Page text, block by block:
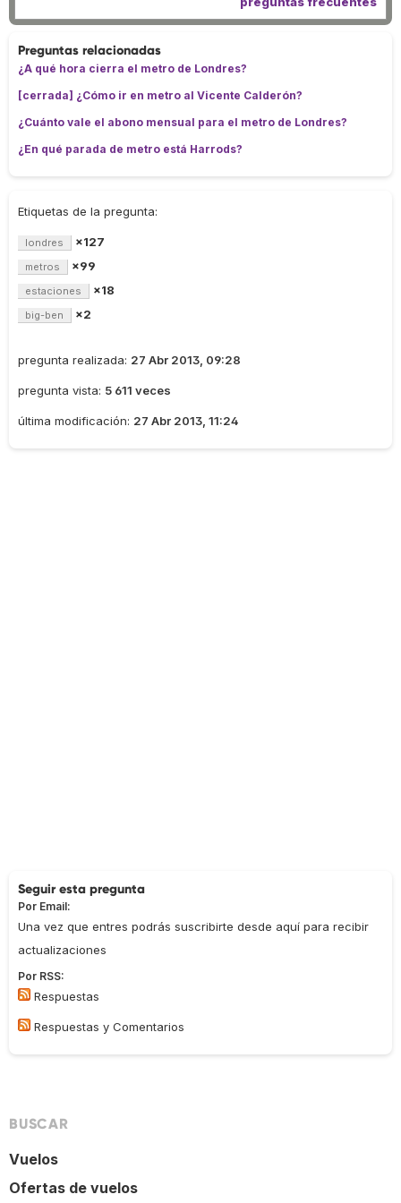
Preguntas relacionadas
¿A qué hora cierra el metro de Londres?
[cerrada] ¿Cómo ir en metro al Vicente Calderón?
¿Cuánto vale el abono mensual para el metro de Londres?
¿En qué parada de metro está Harrods?
Etiquetas de la pregunta:
londres ×127
metros ×99
estaciones ×18
big-ben ×2
pregunta realizada: 27 Abr 2013, 09:28
pregunta vista: 5 611 veces
última modificación: 27 Abr 2013, 11:24
Seguir esta pregunta
Por Email:
Una vez que entres podrás suscribirte desde aquí para recibir
actualizaciones
Por RSS:
Respuestas
Respuestas y Comentarios
BUSCAR
Vuelos
Ofertas de vuelos